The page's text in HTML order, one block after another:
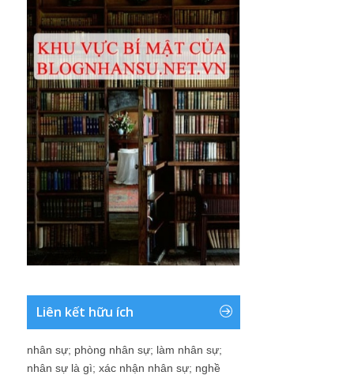
Liên kết hữu ích
nhân sự; phòng nhân sự; làm nhân sự;
nhân sự là gì; xác nhận nhân sự; nghề